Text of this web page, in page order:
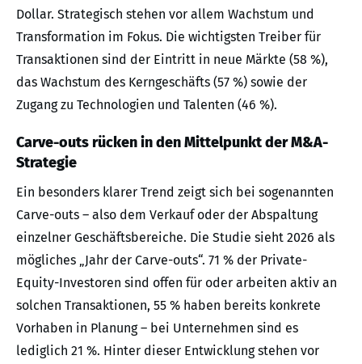
Dollar. Strategisch stehen vor allem Wachstum und
Transformation im Fokus. Die wichtigsten Treiber für
Transaktionen sind der Eintritt in neue Märkte (58 %),
das Wachstum des Kerngeschäfts (57 %) sowie der
Zugang zu Technologien und Talenten (46 %).
Carve-outs rücken in den Mittelpunkt der M&A-
Strategie
Ein besonders klarer Trend zeigt sich bei sogenannten
Carve-outs – also dem Verkauf oder der Abspaltung
einzelner Geschäftsbereiche. Die Studie sieht 2026 als
mögliches „Jahr der Carve-outs“. 71 % der Private-
Equity-Investoren sind offen für oder arbeiten aktiv an
solchen Transaktionen, 55 % haben bereits konkrete
Vorhaben in Planung – bei Unternehmen sind es
lediglich 21 %. Hinter dieser Entwicklung stehen vor